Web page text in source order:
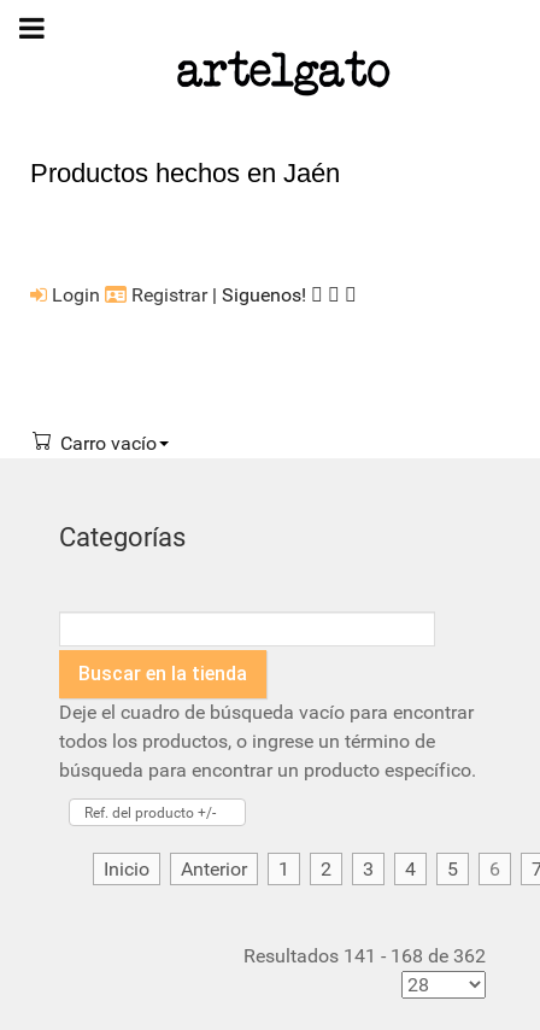
Productos hechos en Jaén
Login Registrar| Siguenos!
Carro vacío
Categorías
Deje el cuadro de búsqueda vacío para encontrar
todos los productos, o ingrese un término de
búsqueda para encontrar un producto específico.
Ref. del producto +/-
Inicio Anterior 1 2 3 4 5 6
Resultados 141 - 168 de 362